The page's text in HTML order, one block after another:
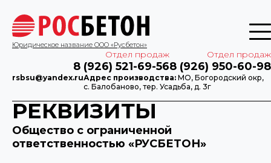
Юридическое название ООО «Русбетон»
Отдел продаж
8 (926) 521-69-56
Отдел продаж
8 (926) 950-60-98
rsbsu@yandex.ruАдрес производства: МО, Богородский окр,
с. Балобаново, тер. Усадьба, д. 3г
РЕКВИЗИТЫ
Общество с ограниченной
ответственностью «РУСБЕТОН»